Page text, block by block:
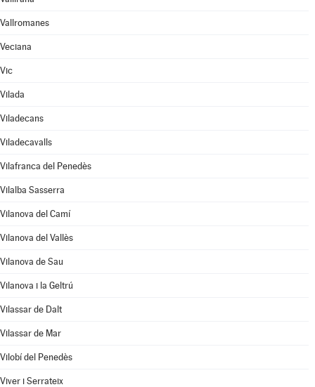
Vallromanes
Veciana
Vic
Vilada
Viladecans
Viladecavalls
Vilafranca del Penedès
Vilalba Sasserra
Vilanova del Camí
Vilanova del Vallès
Vilanova de Sau
Vilanova i la Geltrú
Vilassar de Dalt
Vilassar de Mar
Vilobí del Penedès
Viver i Serrateix